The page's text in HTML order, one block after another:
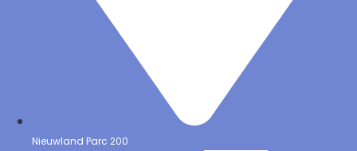
Nieuwland Parc 200